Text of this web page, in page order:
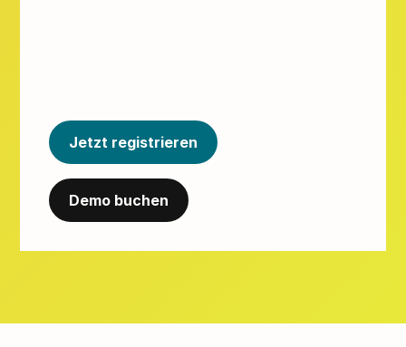
Jetzt registrieren
Demo buchen